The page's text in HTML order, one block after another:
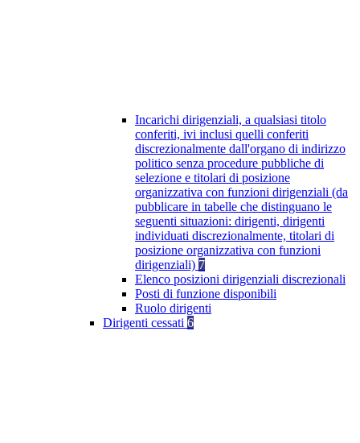
Incarichi dirigenziali, a qualsiasi titolo
conferiti, ivi inclusi quelli conferiti
discrezionalmente dall'organo di indirizzo
politico senza procedure pubbliche di
selezione e titolari di posizione
organizzativa con funzioni dirigenziali (da
pubblicare in tabelle che distinguano le
seguenti situazioni: dirigenti, dirigenti
individuati discrezionalmente, titolari di
posizione organizzativa con funzioni
dirigenziali) 7
Elenco posizioni dirigenziali discrezionali
Posti di funzione disponibili
Ruolo dirigenti
Dirigenti cessati 6